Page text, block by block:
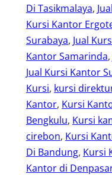
Di Tasikmalaya,
Kursi Kantor
Surabaya, Jual
Kantor Samarinda,
Jual Kursi Kantor
Kursi, kursi
Kantor, Kursi
Bengkulu, Kursi
cirebon, Kursi
Di Bandung, Kursi
Kantor di